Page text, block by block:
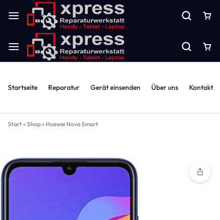
Startseite Reparatur Gerät einsenden Über uns Kontakt
Start» Shop» Huawei Nova Smart